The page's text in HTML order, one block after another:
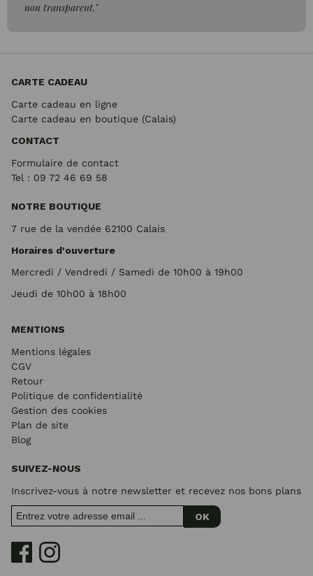
non transparent."
CARTE CADEAU
Carte cadeau en ligne
Carte cadeau en boutique (Calais)
CONTACT
Formulaire de contact
Tel : 09 72 46 69 58
NOTRE BOUTIQUE
7 rue de la vendée 62100 Calais
Horaires d'ouverture
Mercredi / Vendredi / Samedi de 10h00 à 19h00
Jeudi de 10h00 à 18h00
MENTIONS
Mentions légales
CGV
Retour
Politique de confidentialité
Gestion des cookies
Plan de site
Blog
SUIVEZ-NOUS
Inscrivez-vous à notre newsletter et recevez nos bons plans
OK